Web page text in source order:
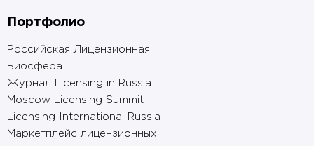
Портфолио
Российская Лицензионная
Биосфера
Журнал Licensing in Russia
Moscow Licensing Summit
Licensing International Russia
Маркетплейс лицензионных